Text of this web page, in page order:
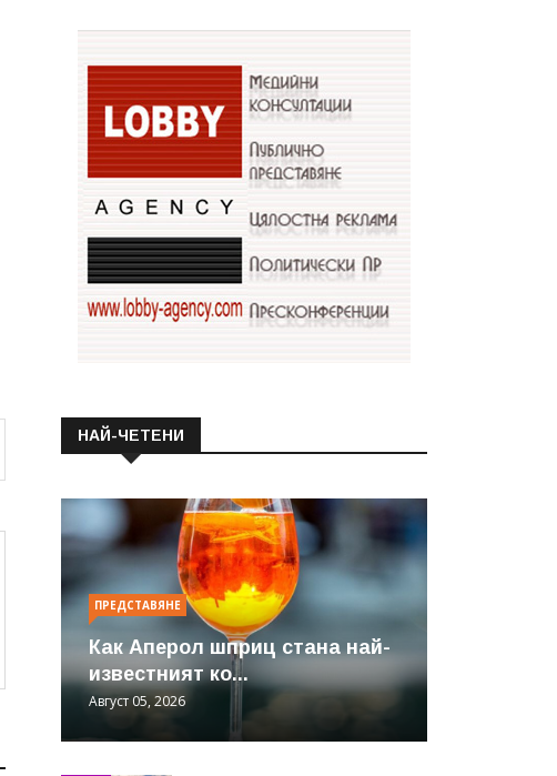
НАЙ-ЧЕТЕНИ
ПРЕДСТАВЯНЕ
Как Аперол шприц стана най-
известният ко...
Август 05, 2026